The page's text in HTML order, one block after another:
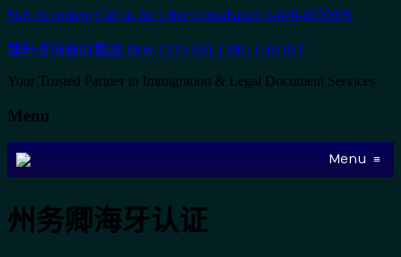
Skip to content Call us for a free consultation 1-626-6659099
博轩咨询顾问集团 J&W CONSULTING GROUP
Your Trusted Partner in Immigration & Legal Document Services
Menu
Menu ≡
州务卿海牙认证